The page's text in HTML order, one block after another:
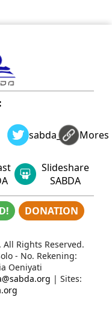
sabda_ylsaMores
Slideshare
SABDA
DONATION
All Rights Reserved.
- No. Rekening:
Oeniyati
| Sites: